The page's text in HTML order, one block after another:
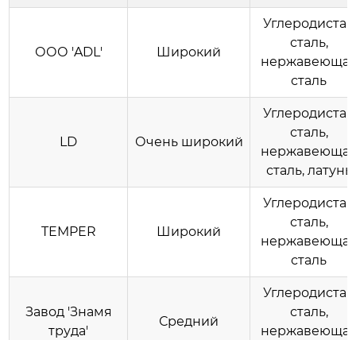
ООО 'ADL' Широкий
Углеродистая
сталь,
сталь
LD Очень широкий
Углеродистая
сталь,
сталь, латунь
TEMPER Широкий
Углеродистая
сталь,
сталь
Завод 'Знамя
труда'
Средний
Углеродистая
сталь,